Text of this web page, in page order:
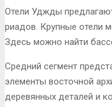
Отели Уджды
риадов. Крупные отели
Здесь можно найти
Средний сегмент
элементы восточной
деревянных деталей и